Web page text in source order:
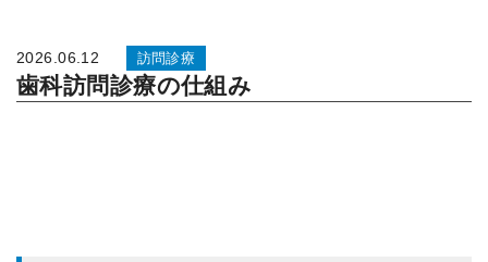
市
2026.06.12 訪問診療
歯科訪問診療の仕組み